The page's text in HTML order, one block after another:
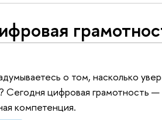
о том, насколько
Сегодня цифровая грамотность
компетенция.